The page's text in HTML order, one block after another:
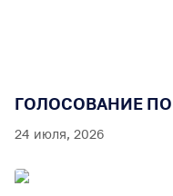
ГОЛОСОВАНИЕ
24 июля, 2026